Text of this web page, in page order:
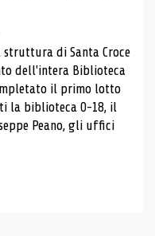
di Santa Croce
dell'intera Biblioteca
il primo lotto
la biblioteca 0-18, il
Peano, gli uffici